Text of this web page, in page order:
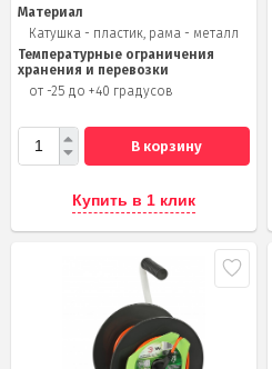
Материал
Катушка - пластик, рама - металл
Температурные ограничения
хранения и перевозки
от -25 до +40 градусов
В корзину
Купить в 1 клик